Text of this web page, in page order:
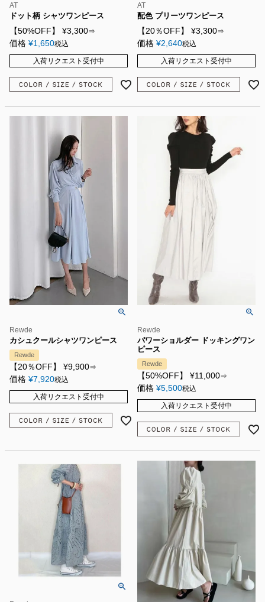
AT
ドット柄 シャツワンピース
【50%OFF】 ¥3,300⇒
価格 ¥1,650税込
入荷リクエスト受付中
AT
配色 プリーツワンピース
【20％OFF】 ¥3,300⇒
価格 ¥2,640税込
入荷リクエスト受付中
Rewde
カシュクールシャツワンピース
Rewde
【20％OFF】 ¥9,900⇒
価格 ¥7,920税込
入荷リクエスト受付中
Rewde
パワーショルダー ドッキングワン
ピース
Rewde
【50%OFF】 ¥11,000⇒
価格 ¥5,500税込
入荷リクエスト受付中